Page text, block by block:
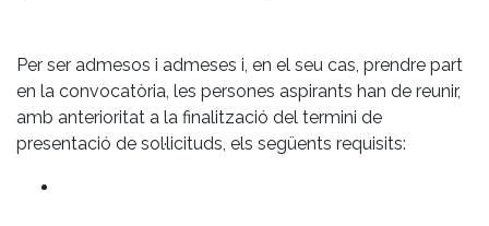
Per ser admesos i admeses i, en el seu cas, prendre part
en la convocatòria, les persones aspirants han de reunir,
amb anterioritat a la finalització del termini de
presentació de sol·licituds, els següents requisits: